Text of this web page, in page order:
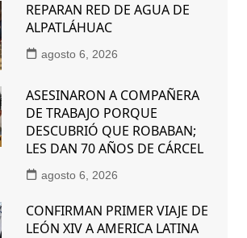
REPARAN RED DE AGUA DE
ALPATLÁHUAC
agosto 6, 2026
ASESINARON A COMPAÑERA
DE TRABAJO PORQUE
DESCUBRIÓ QUE ROBABAN;
LES DAN 70 AÑOS DE CÁRCEL
agosto 6, 2026
CONFIRMAN PRIMER VIAJE DE
LEÓN XIV A AMERICA LATINA